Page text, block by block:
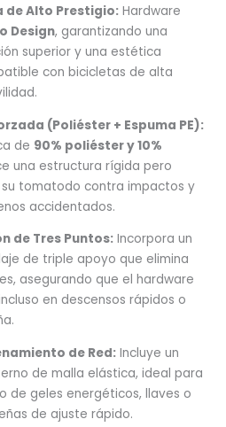
de Alto Prestigio: Hardware
Design, garantizando una
superior y una estética
con bicicletas de alta
(Poliéster + Espuma PE):
de 90% poliéster y 10%
una estructura rígida pero
tomatodo contra impactos y
accidentados.
de Tres Puntos: Incorpora un
de triple apoyo que elimina
asegurando que el hardware
en descensos rápidos o
de Red: Incluye un
de malla elástica, ideal para
de geles energéticos, llaves o
de ajuste rápido.